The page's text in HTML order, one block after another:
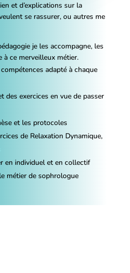
et d’explications sur la
se rassurer, ou autres me
je les accompagne, les
à ce merveilleux métier.
adapté à chaque
des exercices en vue de passer
et les protocoles
de Relaxation Dynamique,
en individuel et en collectif
métier de sophrologue